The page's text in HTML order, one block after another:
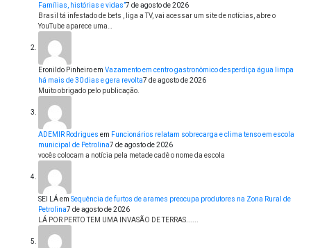
Famílias, histórias e vidas”7 de agosto de 2026
Brasil tá infestado de bets , liga a TV, vai acessar um site de notícias, abre o
YouTube aparece uma…
Eronildo Pinheiroem Vazamento em centro gastronômico desperdiça água limpa
há mais de 30 dias e gera revolta7 de agosto de 2026
Muito obrigado pelo publicação.
ADEMIR Rodrigues em Funcionários relatam sobrecarga e clima tenso em escola
municipal de Petrolina7 de agosto de 2026
vocês colocam a notícia pela metade cadê o nome da escola
SEI LÁem Sequência de furtos de arames preocupa produtores na Zona Rural de
Petrolina7 de agosto de 2026
LÁ POR PERTO TEM UMA INVASÃO DE TERRAS......